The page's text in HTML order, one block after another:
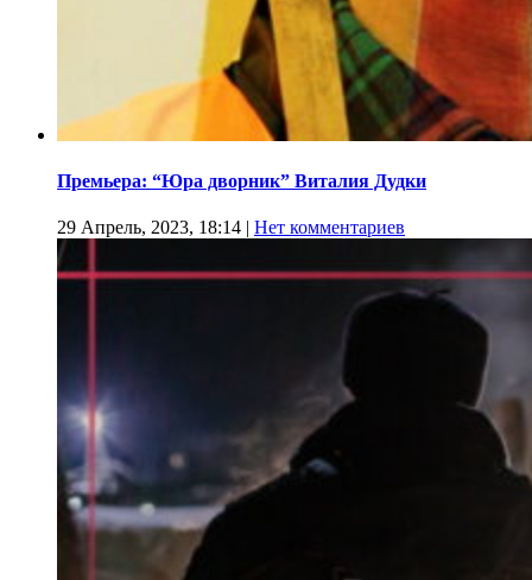
Премьера: “Юра дворник” Виталия Дудки
29 Апрель, 2023, 18:14 | Нет комментариев